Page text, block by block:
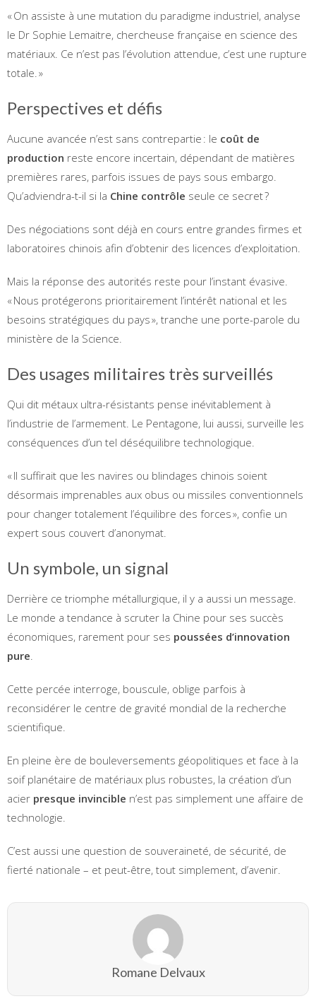
« On assiste à une mutation du paradigme industriel, analyse
le Dr Sophie Lemaitre, chercheuse française en science des
matériaux. Ce n’est pas l’évolution attendue, c’est une rupture
totale. »
Perspectives et défis
Aucune avancée n’est sans contrepartie : le coût de
production reste encore incertain, dépendant de matières
premières rares, parfois issues de pays sous embargo.
Qu’adviendra-t-il si la Chine contrôle seule ce secret ?
Des négociations sont déjà en cours entre grandes firmes et
laboratoires chinois afin d’obtenir des licences d’exploitation.
Mais la réponse des autorités reste pour l’instant évasive.
« Nous protégerons prioritairement l’intérêt national et les
besoins stratégiques du pays », tranche une porte-parole du
ministère de la Science.
Des usages militaires très surveillés
Qui dit métaux ultra-résistants pense inévitablement à
l’industrie de l’armement. Le Pentagone, lui aussi, surveille les
conséquences d’un tel déséquilibre technologique.
« Il suffirait que les navires ou blindages chinois soient
désormais imprenables aux obus ou missiles conventionnels
pour changer totalement l’équilibre des forces », confie un
expert sous couvert d’anonymat.
Un symbole, un signal
Derrière ce triomphe métallurgique, il y a aussi un message.
Le monde a tendance à scruter la Chine pour ses succès
économiques, rarement pour ses poussées d’innovation
pure
Cette percée interroge, bouscule, oblige parfois à
reconsidérer le centre de gravité mondial de la recherche
scientifique.
En pleine ère de bouleversements géopolitiques et face à la
soif planétaire de matériaux plus robustes, la création d’un
acier presque invincible n’est pas simplement une affaire de
technologie.
C’est aussi une question de souveraineté, de sécurité, de
fierté nationale – et peut-être, tout simplement, d’avenir.
Romane Delvaux